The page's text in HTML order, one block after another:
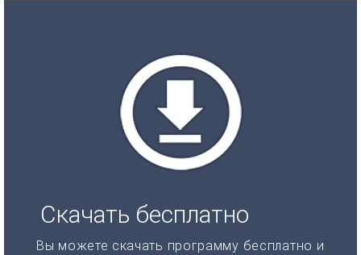
Скачать бесплатно
Вы можете скачать программу бесплатно и